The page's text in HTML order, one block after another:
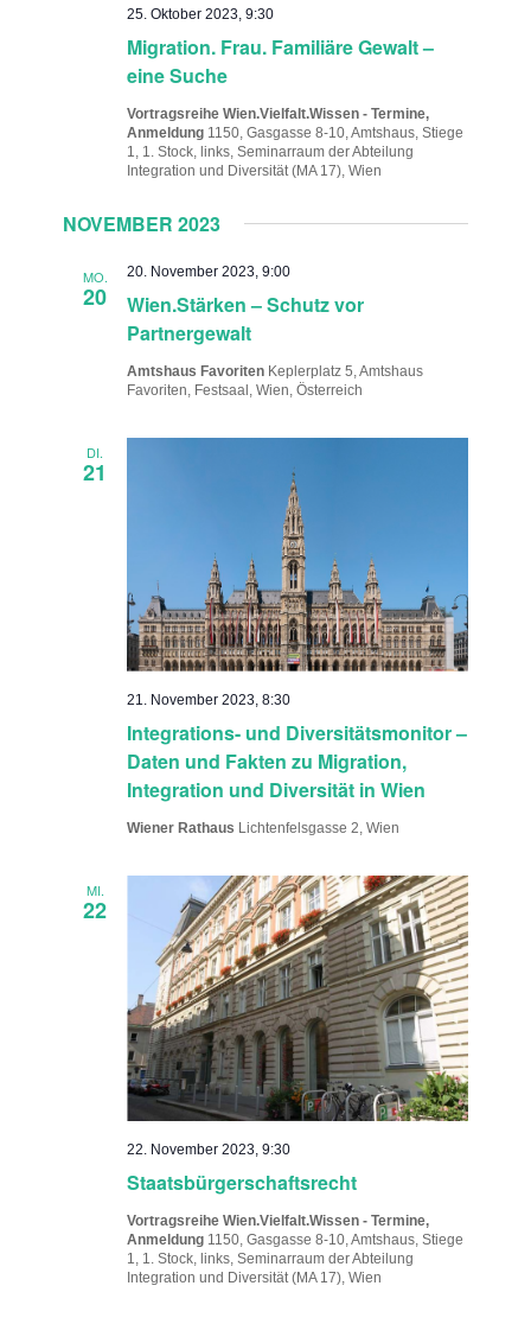
Migration. Frau. Familiäre Gewalt –
eine Suche
25. Oktober 2023, 9:30
Vortragsreihe Wien.Vielfalt.Wissen - Termine,
Anmeldung 1150, Gasgasse 8-10, Amtshaus, Stiege
1, 1. Stock, links, Seminarraum der Abteilung
Integration und Diversität (MA 17), Wien
NOVEMBER 2023
MO.
20
Wien.Stärken – Schutz vor
Partnergewalt
20. November 2023, 9:00
Amtshaus Favoriten Keplerplatz 5, Amtshaus
Favoriten, Festsaal, Wien, Österreich
DI.
21
Integrations- und Diversitätsmonitor –
Daten und Fakten zu Migration,
Integration und Diversität in Wien
21. November 2023, 8:30
Wiener Rathaus Lichtenfelsgasse 2, Wien
MI.
22
Staatsbürgerschaftsrecht
22. November 2023, 9:30
Vortragsreihe Wien.Vielfalt.Wissen - Termine,
Anmeldung 1150, Gasgasse 8-10, Amtshaus, Stiege
1, 1. Stock, links, Seminarraum der Abteilung
Integration und Diversität (MA 17), Wien